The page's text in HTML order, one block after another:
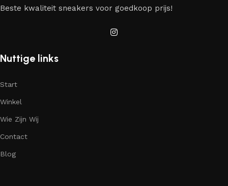
Beste kwaliteit sneakers voor goedkoop prijs!
Nuttige links
Start
Winkel
Wie Zijn Wij
Contact
Blog